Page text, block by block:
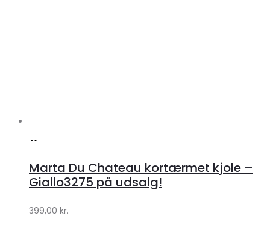
Klædeskabet.dk
Marta Du Chateau kortærmet kjole –
Giallo3275 på udsalg!
399,00 kr.